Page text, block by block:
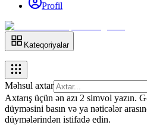
Profil
Kateqoriyalar
Məhsul axtar
Axtarış üçün ən azı 2 simvol yazın.
düyməsini basın və ya nəticələr
düymələrindən istifadə edin.